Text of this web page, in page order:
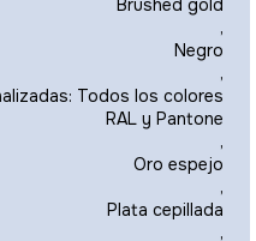
Brushed gold
,
Negro
,
Todos los colores
RAL y Pantone
,
Oro espejo
,
Plata cepillada
,